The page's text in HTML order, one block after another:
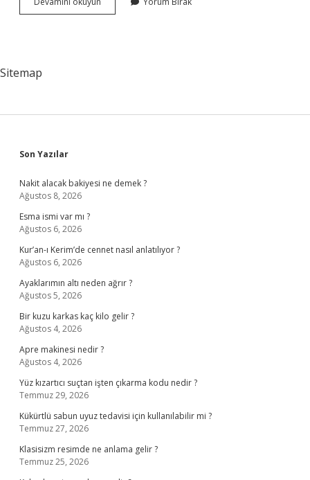
Mi
Sitemap
Sidebar
Son Yazılar
Nakit alacak bakiyesi ne demek ?
Ağustos 8, 2026
Esma ismi var mı ?
Ağustos 6, 2026
Kur’an-ı Kerim’de cennet nasıl anlatılıyor ?
Ağustos 6, 2026
Ayaklarımın altı neden ağrır ?
Ağustos 5, 2026
Bir kuzu karkas kaç kilo gelir ?
Ağustos 4, 2026
Apre makinesi nedir ?
Ağustos 4, 2026
Yüz kızartıcı suçtan işten çıkarma kodu nedir ?
Temmuz 29, 2026
Kükürtlü sabun uyuz tedavisi için kullanılabilir mi ?
Temmuz 27, 2026
Klasisizm resimde ne anlama gelir ?
Temmuz 25, 2026